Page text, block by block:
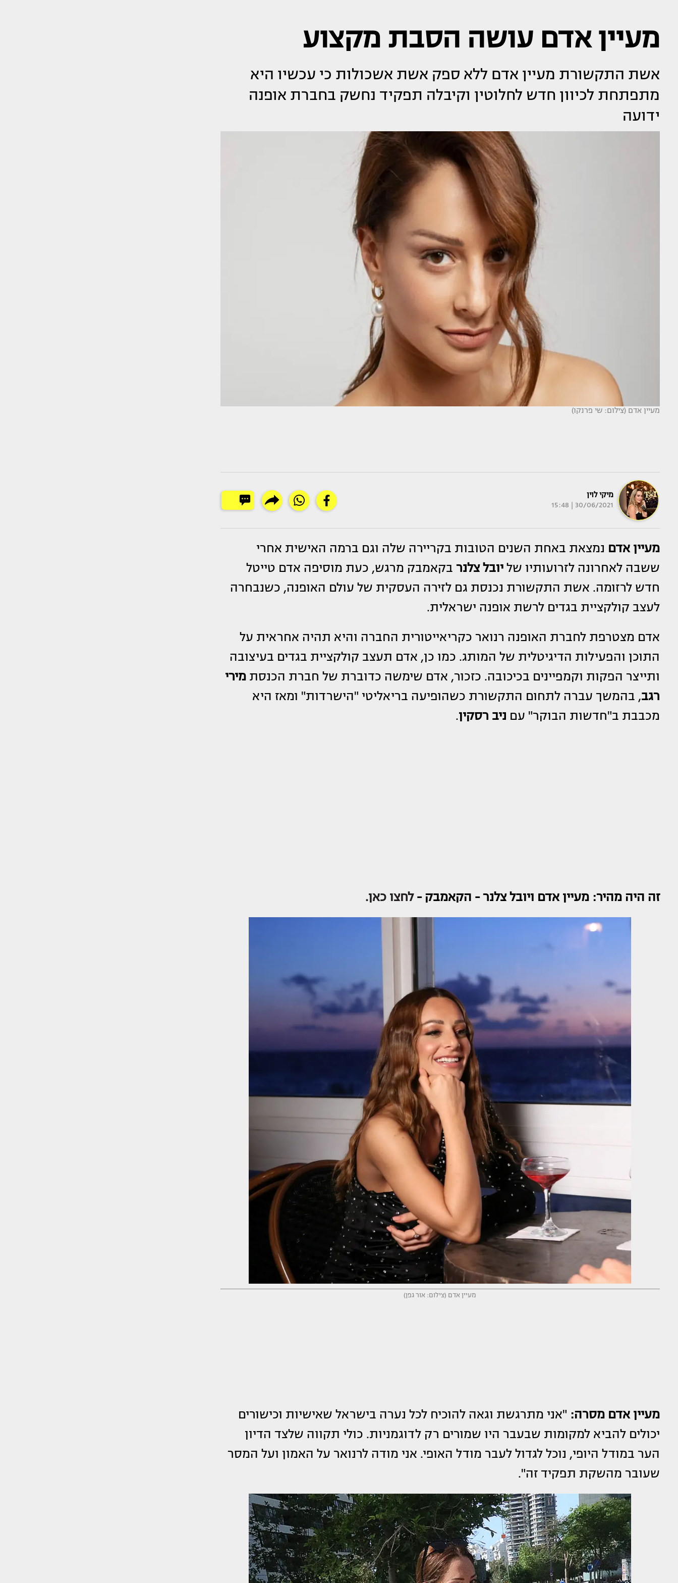
מעיין אדם עושה הסבת מקצוע
אשת התקשורת מעיין אדם ללא ספק אשת אשכולות כי עכשיו היא
מתפתחת לכיוון חדש לחלוטין וקיבלה תפקיד נחשק בחברת אופנה
ידועה
מעיין אדם (צילום: שי פרנקו)
מיקי לוין
30/06/2021 | 15:48
מעיין אדם נמצאת באחת השנים הטובות בקריירה שלה וגם ברמה האישית אחרי
ששבה לאחרונה לזרועותיו של יובל צלנר בקאמבק מרגש, כעת מוסיפה אדם טייטל
חדש לרזומה. אשת התקשורת נכנסת גם לזירה העסקית של עולם האופנה, כשנבחרה
לעצב קולקציית בגדים לרשת אופנה ישראלית.
אדם מצטרפת לחברת האופנה רנואר כקריאייטורית החברה והיא תהיה אחראית על
התוכן והפעילות הדיגיטלית של המותג. כמו כן, אדם תעצב קולקציית בגדים בעיצובה
ותייצר הפקות וקמפיינים בכיכובה. כזכור, אדם שימשה כדוברת של חברת הכנסתמירי
רגב, בהמשך עברה לתחום התקשורת כשהופיעה בריאליטי "הישרדות" ומאז היא
מכבבת ב"חדשות הבוקר" עם ניב רסקין.
זה היה מהיר: מעיין אדם ויובל צלנר - הקאמבק - לחצו כאן.
מעיין אדם (צילום: אור גפן)
מעיין אדם מסרה: "אני מתרגשת וגאה להוכיח לכל נערה בישראל שאישיות וכישורים
יכולים להביא למקומות שבעבר היו שמורים רק לדוגמניות. כולי תקווה שלצד הדיון
הער במודל היופי, נוכל לגדול לעבר מודל האופי. אני מודה לרנואר על האמון ועל המסר
שעובר מהשקת תפקיד זה".